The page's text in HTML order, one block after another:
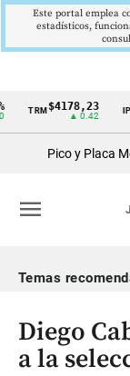
Cintillo
Colombia
TRM$4178,23
▲ 0.42
IPC
Pico y Placa
menu
Temas
Diego
a la
Este portal emplea
estadísticos,